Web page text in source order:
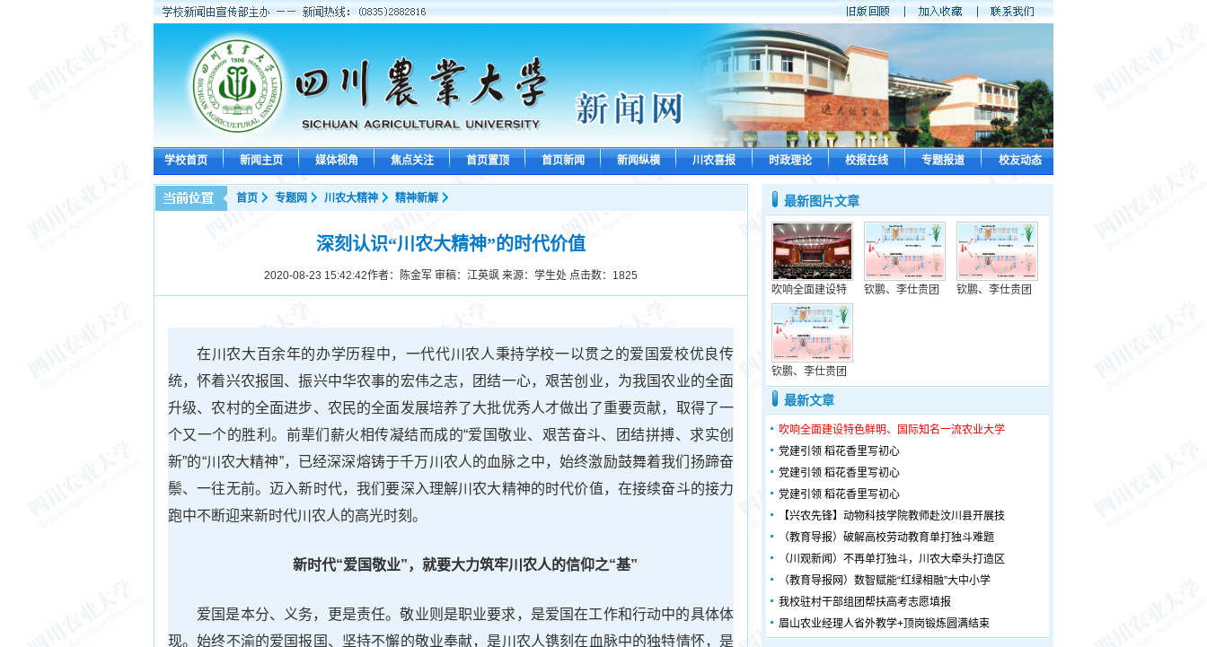
学校首页 新闻主页 媒体视角 焦点关注 首页置顶 首页新闻 新闻纵横 川农喜报 时政理论 校报在线 专题报道 校友动态
首页 专题网 川农大精神 精神新解
深刻认识“川农大精神”的时代价值
2020-08-23 15:42:42作者：陈金军 审稿：江英飒 来源：学生处 点击数： 1825
在川农大百余年的办学历程中，一代代川农人秉持学校一以贯之的爱国爱校优良传
统，怀着兴农报国、振兴中华农事的宏伟之志，团结一心，艰苦创业，为我国农业的全面
升级、农村的全面进步、农民的全面发展培养了大批优秀人才做出了重要贡献，取得了一
个又一个的胜利。前辈们薪火相传凝结而成的“爱国敬业、艰苦奋斗、团结拼搏、求实创
新”的“川农大精神”，已经深深熔铸于千万川农人的血脉之中，始终激励鼓舞着我们扬蹄奋
鬃、一往无前。迈入新时代，我们要深入理解川农大精神的时代价值，在接续奋斗的接力
跑中不断迎来新时代川农人的高光时刻。
新时代“爱国敬业”，就要大力筑牢川农人的信仰之“基”
爱国是本分、义务，更是责任。敬业则是职业要求，是爱国在工作和行动中的具体体
现。始终不渝的爱国报国、坚持不懈的敬业奉献，是川农人镌刻在血脉中的独特情怀，是
最新图片文章
吹响全面建设特 钦鹏、李仕贵团 钦鹏、李仕贵团
钦鹏、李仕贵团
最新文章
吹响全面建设特色鲜明、国际知名一流农业大学
党建引领 稻花香里写初心
党建引领 稻花香里写初心
党建引领 稻花香里写初心
【兴农先锋】动物科技学院教师赴汶川县开展技
（教育导报）破解高校劳动教育单打独斗难题
（川观新闻）不再单打独斗，川农大牵头打造区
（教育导报网）数智赋能“红绿相融”大中小学
我校驻村干部组团帮扶高考志愿填报
眉山农业经理人省外教学+顶岗锻炼圆满结束